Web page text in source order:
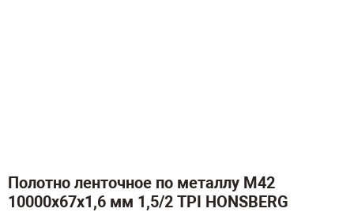
Полотно ленточное по металлу M42
10000х67х1,6 мм 1,5/2 TPI HONSBERG